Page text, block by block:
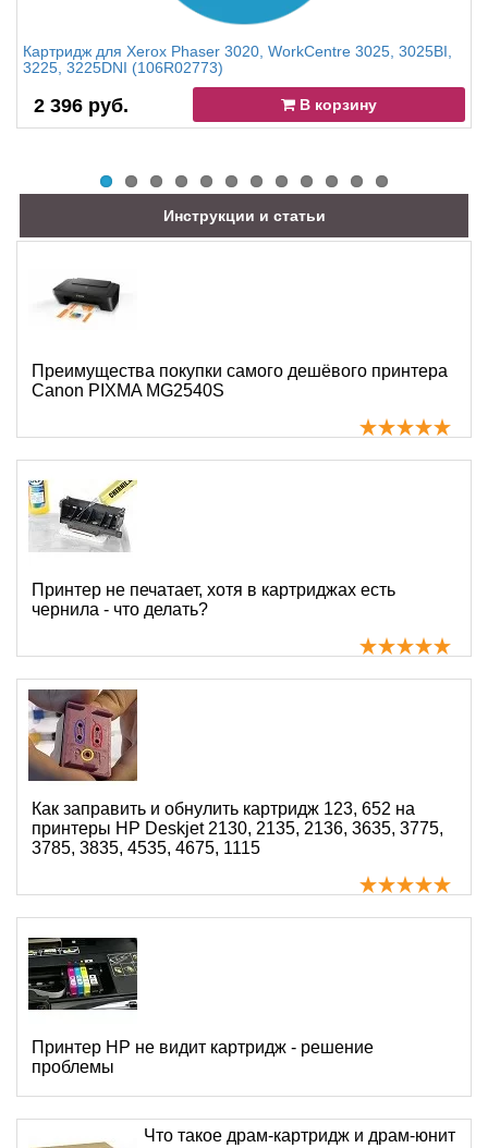
Картридж для Xerox Phaser 3020, WorkCentre 3025, 3025BI,
3225, 3225DNI (106R02773)
2 396 руб. В корзину
Инструкции и статьи
Преимущества покупки самого дешёвого принтера
Canon PIXMA MG2540S
Принтер не печатает, хотя в картриджах есть
чернила - что делать?
Как заправить и обнулить картридж 123, 652 на
принтеры HP Deskjet 2130, 2135, 2136, 3635, 3775,
3785, 3835, 4535, 4675, 1115
Принтер HP не видит картридж - решение
проблемы
Что такое драм-картридж и драм-юнит